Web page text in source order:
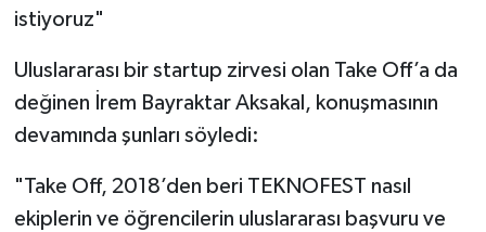
istiyoruz"
Uluslararası bir startup zirvesi olan Take Off’a da
değinen İrem Bayraktar Aksakal, konuşmasının
devamında şunları söyledi:
"Take Off, 2018’den beri TEKNOFEST nasıl
ekiplerin ve öğrencilerin uluslararası başvuru ve